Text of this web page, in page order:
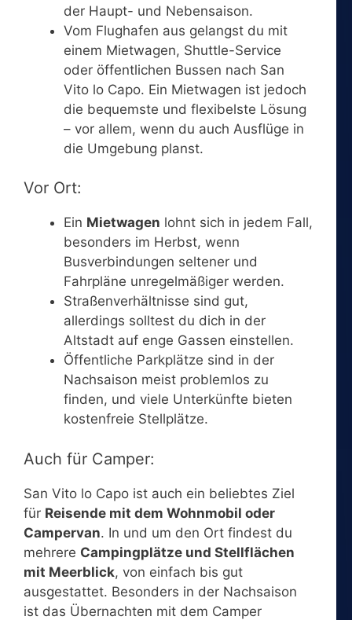
der Haupt- und Nebensaison.
Vom Flughafen aus gelangst du mit
einem Mietwagen, Shuttle-Service
oder öffentlichen Bussen nach San
Vito lo Capo. Ein Mietwagen ist jedoch
die bequemste und flexibelste Lösung
– vor allem, wenn du auch Ausflüge in
die Umgebung planst.
Vor Ort:
Ein Mietwagen lohnt sich in jedem Fall,
besonders im Herbst, wenn
Busverbindungen seltener und
Fahrpläne unregelmäßiger werden.
Straßenverhältnisse sind gut,
allerdings solltest du dich in der
Altstadt auf enge Gassen einstellen.
Öffentliche Parkplätze sind in der
Nachsaison meist problemlos zu
finden, und viele Unterkünfte bieten
kostenfreie Stellplätze.
Auch für Camper:
San Vito lo Capo ist auch ein beliebtes Ziel
für Reisende mit dem Wohnmobil oder
Campervan. In und um den Ort findest du
mehrere Campingplätze und Stellflächen
mit Meerblick, von einfach bis gut
ausgestattet. Besonders in der Nachsaison
ist das Übernachten mit dem Camper